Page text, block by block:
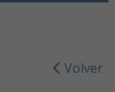
Volver